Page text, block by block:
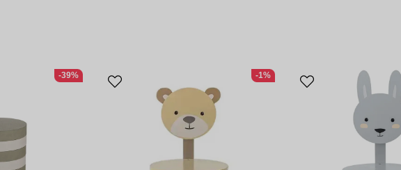
-39% -1%